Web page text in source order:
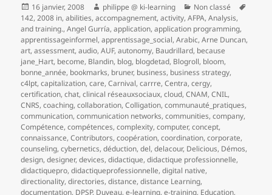
Publié
le
16 janvier, 2008 Auteur
philippe @ ki-learning Catégories
Non classé
142,2008 in,abilities,accompagnement,activity,AFPA,Analysis,
and training.,Angel Gurría,application,application programming,
apprentissageinformel,apprentissage_social,Arabic,Arne Duncan,
art,assessment,audio,AUF,autonomy, Baudrillard, because
jane_Hart, become, Blandin, blog, blogdetad, Blogroll, bloom,
bonne_année, bookmarks, bruner, business, business strategy,
c4lpt,capitalization,care,Carnival,carrre,Centra,cergy,
certification,chat,clinical réseauxsociaux,cloud,CNAM,CNIL,
CNRS,coaching,collaboration,Colligation,communauté_pratiques,
communication,communication networks,communities,company,
Compétence,compétences,complexity,computer,concept,
connaissance,Contributors,coopération,coordination,corporate,
counseling,cybernetics,déduction,del,delacour, Delicious, Démos,
design,designer,devices,didactique,didactique professionnelle,
didactiquepro,didactiqueprofessionnelle,digital native,
directionality,directories,distance,distance Learning,
documentation, DPSP, Duveau,e-learning,e-training, Education,